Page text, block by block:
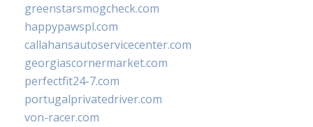
greenstarsmogcheck.com
happypawspl.com
callahansautoservicecenter.com
georgiascornermarket.com
perfectfit24-7.com
portugalprivatedriver.com
von-racer.com